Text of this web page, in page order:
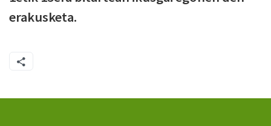
erakusketa.